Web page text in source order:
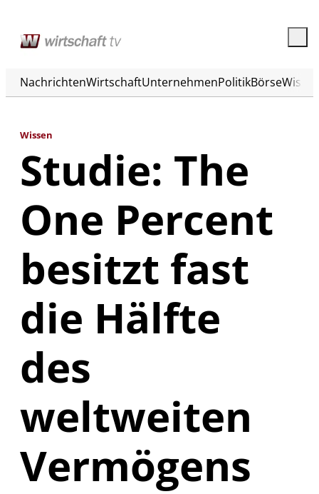
NachrichtenWirtschaftUnternehmenPolitikBörse
Wissen
Studie: The
One Percent
besitzt fast
die Hälfte
des
weltweiten
Vermögens